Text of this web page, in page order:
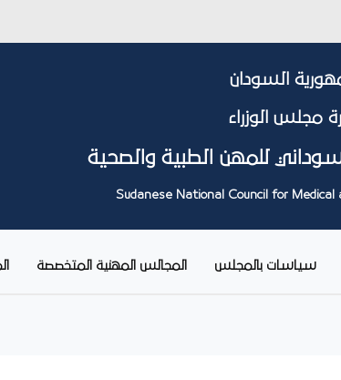
السودان
مجلس الوزراء
للمهن الطبية والصحية
Sudanese National Council for
سياسات بالمجلس المجالس المهنية المتخصصة